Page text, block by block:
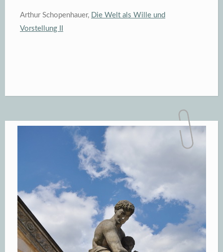
Arthur Schopenhauer, Die Welt als Wille und
Vorstellung II